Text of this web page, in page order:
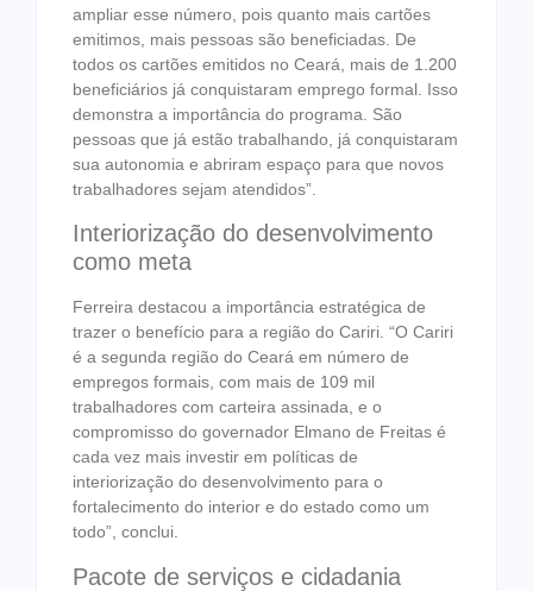
ampliar esse número, pois quanto mais cartões
emitimos, mais pessoas são beneficiadas. De
todos os cartões emitidos no Ceará, mais de 1.200
beneficiários já conquistaram emprego formal. Isso
demonstra a importância do programa. São
pessoas que já estão trabalhando, já conquistaram
sua autonomia e abriram espaço para que novos
trabalhadores sejam atendidos”.
Interiorização do desenvolvimento
como meta
Ferreira destacou a importância estratégica de
trazer o benefício para a região do Cariri. “O Cariri
é a segunda região do Ceará em número de
empregos formais, com mais de 109 mil
trabalhadores com carteira assinada, e o
compromisso do governador Elmano de Freitas é
cada vez mais investir em políticas de
interiorização do desenvolvimento para o
fortalecimento do interior e do estado como um
todo”, conclui.
Pacote de serviços e cidadania